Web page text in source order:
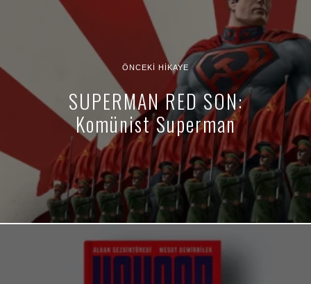
ÖNCEKI HIKAYE
SUPERMAN RED SON:
Komünist Superman